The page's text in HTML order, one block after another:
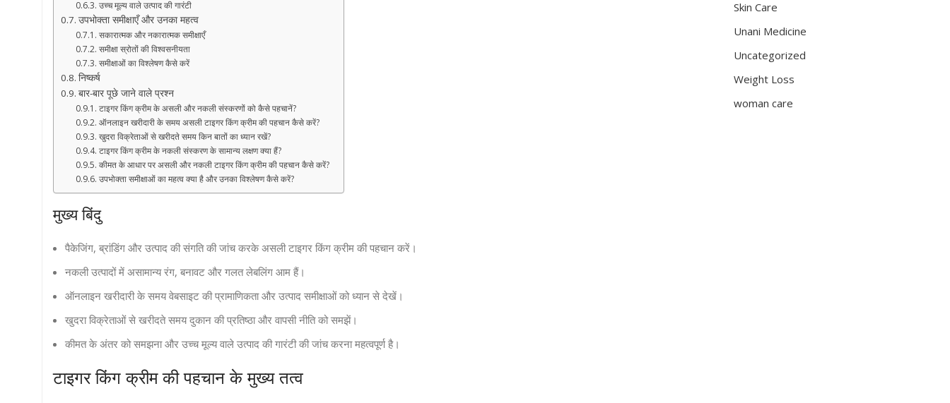
उच्च मूल्य वाले उत्पाद की गारंटी
उपभोक्ता समीक्षाएँ और उनका महत्व
सकारात्मक और नकारात्मक समीक्षाएँ
समीक्षा स्रोतों की विश्वसनीयता
समीक्षाओं का विश्लेषण कैसे करें
निष्कर्ष
बार-बार पूछे जाने वाले प्रश्न
टाइगर किंग क्रीम के असली और नकली संस्करणों को कैसे पहचानें?
ऑनलाइन खरीदारी के समय असली टाइगर किंग क्रीम की पहचान कैसे करें?
खुदरा विक्रेताओं से खरीदते समय किन बातों का ध्यान रखें?
टाइगर किंग क्रीम के नकली संस्करण के सामान्य लक्षण क्या हैं?
कीमत के आधार पर असली और नकली टाइगर किंग क्रीम की पहचान कैसे करें?
उपभोक्ता समीक्षाओं का महत्व क्या है और उनका विश्लेषण कैसे करें?
मुख्य बिंदु
पैकेजिंग, ब्रांडिंग और उत्पाद की संगति की जांच करके असली टाइगर किंग क्रीम की पहचान करें।
नकली उत्पादों में असामान्य रंग, बनावट और गलत लेबलिंग आम हैं।
ऑनलाइन खरीदारी के समय वेबसाइट की प्रामाणिकता और उत्पाद समीक्षाओं को ध्यान से देखें।
खुदरा विक्रेताओं से खरीदते समय दुकान की प्रतिष्ठा और वापसी नीति को समझें।
कीमत के अंतर को समझना और उच्च मूल्य वाले उत्पाद की गारंटी की जांच करना महत्वपूर्ण है।
टाइगर किंग क्रीम की पहचान के मुख्य तत्व
Skin Care
Unani Medicine
Uncategorized
Weight Loss
woman care